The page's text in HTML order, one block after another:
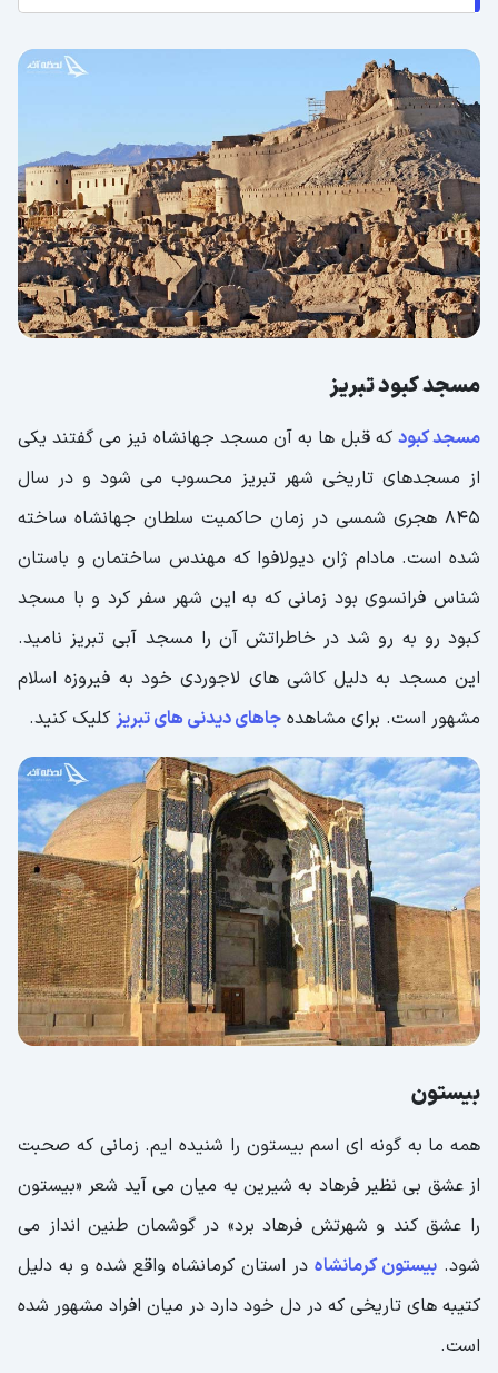
مسجد کبود تبریز
مسجد کبود که قبل ها به آن مسجد جهانشاه نیز می گفتند یکی
از مسجدهای تاریخی شهر تبریز محسوب می شود و در سال
۸۴۵ هجری شمسی در زمان حاکمیت سلطان جهانشاه ساخته
شده است. مادام ژان دیولافوا که مهندس ساختمان و باستان
شناس فرانسوی بود زمانی که به این شهر سفر کرد و با مسجد
کبود رو به رو شد در خاطراتش آن را مسجد آبی تبریز نامید.
این مسجد به دلیل کاشی های لاجوردی خود به فیروزه اسلام
مشهور است. برای مشاهده جاهای دیدنی های تبریز کلیک کنید.
بیستون
همه ما به گونه ای اسم بیستون را شنیده ایم. زمانی که صحبت
از عشق بی نظیر فرهاد به شیرین به میان می آید شعر «بیستون
را عشق کند و شهرتش فرهاد برد» در گوشمان طنین انداز می
شود. بیستون کرمانشاه در استان کرمانشاه واقع شده و به دلیل
کتیبه های تاریخی که در دل خود دارد در میان افراد مشهور شده
است.